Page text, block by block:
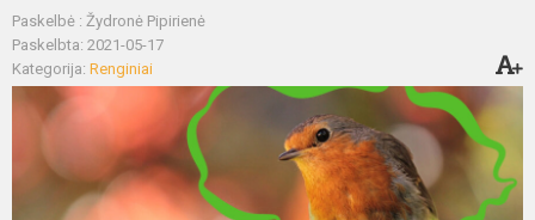
Paskelbė : Žydronė Pipirienė
Paskelbta: 2021-05-17
Kategorija: Renginiai